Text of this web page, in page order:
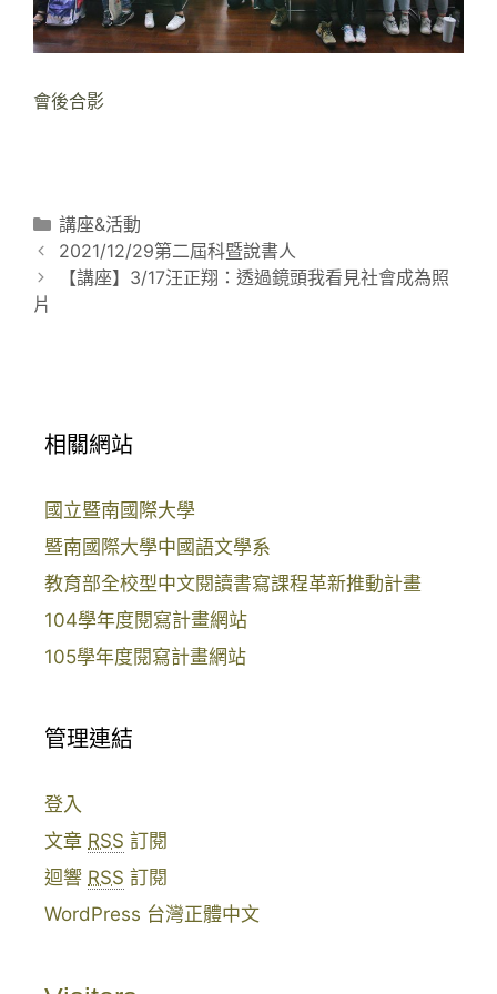
會後合影
分
類
講座&活動
文
章
導
2021/12/29第二屆科暨說書人
【講座】3/17汪正翔：透過鏡頭我看見社會成為照
片
相關網站
國立暨南國際大學
暨南國際大學中國語文學系
教育部全校型中文閱讀書寫課程革新推動計畫
104學年度閱寫計畫網站
105學年度閱寫計畫網站
管理連結
登入
文章 RSS 訂閱
迴響 RSS 訂閱
WordPress 台灣正體中文